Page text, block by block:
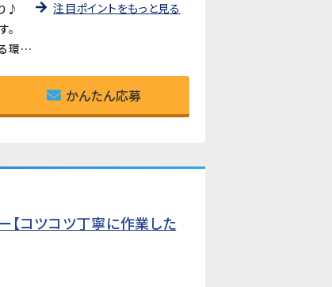
♪
《アットホームで長く働きやすい職場》スタッフ同士の距離が近く、相談しやすい雰囲気。長期間にわたって活躍できる環境です。
注目ポイントをもっと見る
かんたん応募
【コツコツ丁寧に作業した